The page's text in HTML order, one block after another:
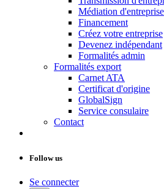
Médiation d'entreprise
Financement
Créez votre entreprise
Devenez indépendant
Formalités admin
Formalités export
Carnet ATA
Certificat d'origine
GlobalSign
Service consulaire
Contact
Follow us
Se connecter